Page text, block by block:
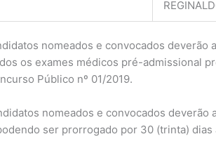
nomeados e convocados
os exames médicos pré-admissional
Público nº 01/2019.
nomeados e convocados
ser prorrogado por 30 (trinta)